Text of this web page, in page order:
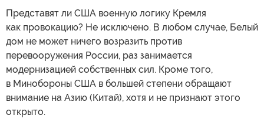
Представят ли США военную логику Кремля
как провокацию? Не исключено. В любом случае, Белый
дом не может ничего возразить против
перевооружения России, раз занимается
модернизацией собственных сил. Кроме того,
в Минобороны США в большей степени обращают
внимание на Азию (Китай), хотя и не признают этого
открыто.